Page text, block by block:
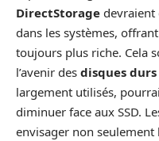
DirectStorage devraient
dans les systèmes,
toujours plus riche. Cela
l’avenir des disques durs
largement utilisés,
diminuer face aux SSD.
envisager non seulement